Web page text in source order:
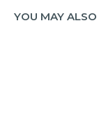
YOU MAY ALSO